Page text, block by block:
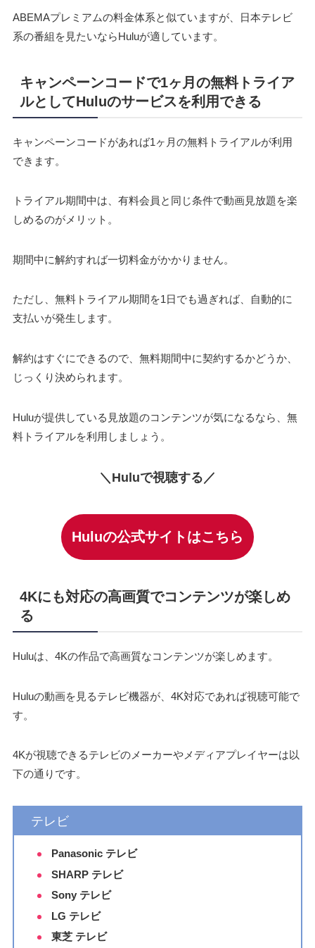
ABEMAプレミアムの料金体系と似ていますが、日本テレビ
系の番組を見たいならHuluが適しています。
キャンペーンコードで1ヶ月の無料トライア
ルとしてHuluのサービスを利用できる
キャンペーンコードがあれば1ヶ月の無料トライアルが利用
できます。
トライアル期間中は、有料会員と同じ条件で動画見放題を楽
しめるのがメリット。
期間中に解約すれば一切料金がかかりません。
ただし、無料トライアル期間を1日でも過ぎれば、自動的に
支払いが発生します。
解約はすぐにできるので、無料期間中に契約するかどうか、
じっくり決められます。
Huluが提供している見放題のコンテンツが気になるなら、無
料トライアルを利用しましょう。
＼Huluで視聴する／
Huluの公式サイトはこちら
4Kにも対応の高画質でコンテンツが楽しめ
る
Huluは、4Kの作品で高画質なコンテンツが楽しめます。
Huluの動画を見るテレビ機器が、4K対応であれば視聴可能で
す。
4Kが視聴できるテレビのメーカーやメディアプレイヤーは以
下の通りです。
テレビ
Panasonic テレビ
SHARP テレビ
Sony テレビ
LG テレビ
東芝 テレビ